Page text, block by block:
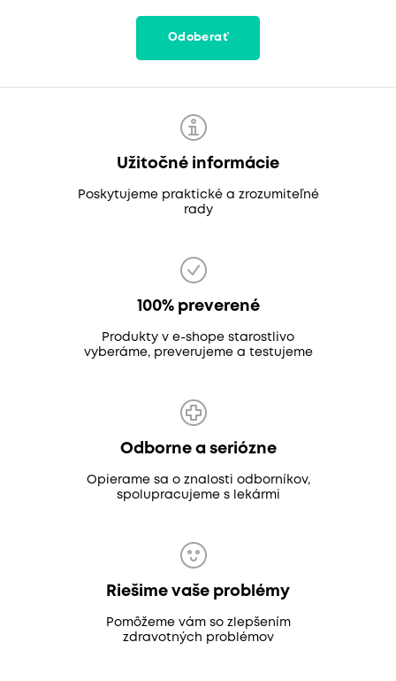
Odoberať
Užitočné informácie
Poskytujeme praktické a zrozumiteľné
rady
100% preverené
Produkty v e-shope starostlivo
vyberáme, preverujeme a testujeme
Odborne a seriózne
Opierame sa o znalosti odborníkov,
spolupracujeme s lekármi
Riešime vaše problémy
Pomôžeme vám so zlepšením
zdravotných problémov